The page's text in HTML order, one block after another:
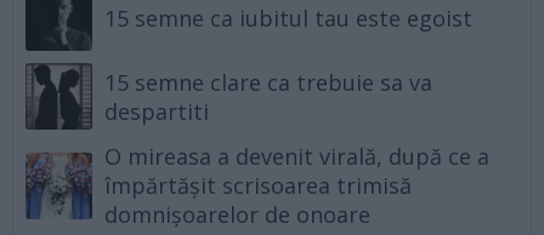
15 semne ca iubitul tau este egoist
15 semne clare ca trebuie sa va
despartiti
O mireasa a devenit virală, după ce a
împărtășit scrisoarea trimisă
domnișoarelor de onoare